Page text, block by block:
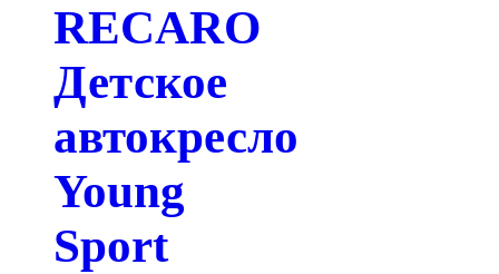
RECARO
Детское
автокресло
Young
Sport